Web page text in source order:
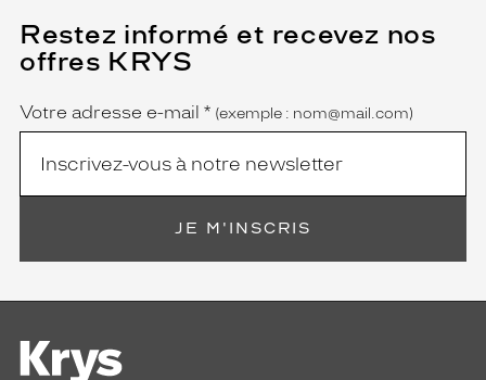
Polarisant
Non
de
montage
Cerclé
Taille
Afficher
mention
Prix
Restez informé et recevez nos
offres KRYS
Name
Votre adresse e-mail *
(Ce
champ
est
(exemple : nom@mail.com)
JE M'INSCRIS